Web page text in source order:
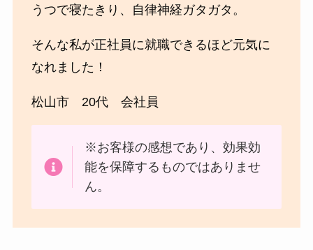
うつで寝たきり、自律神経ガタガタ。
そんな私が正社員に就職できるほど元気に
なれました！
松山市 20代 会社員
※お客様の感想であり、効果効
能を保障するものではありませ
ん。